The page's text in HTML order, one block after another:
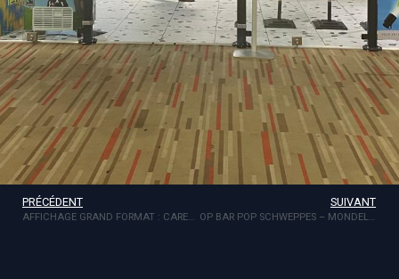
PRÉCÉDENT
AFFICHAGE GRAND FORMAT : CARESSE
SUIVANT
OP BAR POP SCHWEPPES – MONDELEZ MADIANA